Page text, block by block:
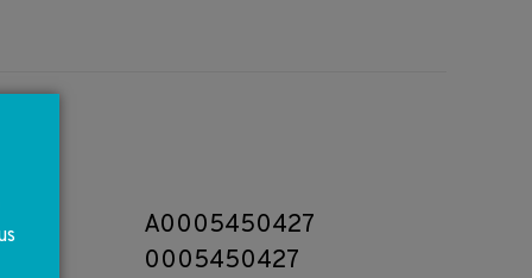
A0005450427
0005450427